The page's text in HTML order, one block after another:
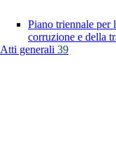
Piano triennale per
corruzione e della
Atti generali 39